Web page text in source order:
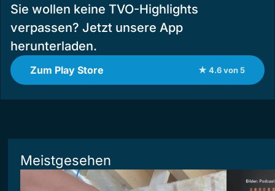
Sie wollen keine TVO-Highlights
verpassen? Jetzt unsere App
herunterladen.
Zum Play Store ★ 4.6 von 5
Meistgesehen